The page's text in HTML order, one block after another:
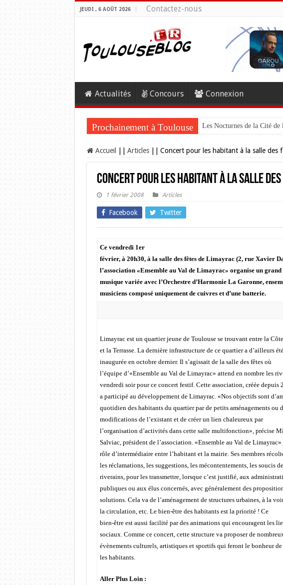
JEUDI , 6 AOÛT 2026 Contactez-nous
Actualités Concours Connexion
Prochainement à Toulouse Les Nocturnes de la Cité de
Accueil Articles Concert pour les habitant à la salle des
Concert pour les habitant à la salle
1 février 2008 Articles
Facebook Twitter
Ce vendredi 1er
février, à 20h30, à la salle des fêtes de Limayrac (2, rue Xavier
l’association «Ensemble au Val de Limayrac» organise un grand
musique variée avec l’Orchestre d’Harmonie La Garonne,
musiciens composé uniquement de cuivres et d’une batterie.
Limayrac est un quartier jeune de Toulouse se trouvant entre la
et la Terrasse. La dernière infrastructure de ce quartier a d’ailleurs
inaugurée en octobre dernier. Il s’agissait de la salle des fêtes où
l’équipe d’«Ensemble au Val de Limayrac» attend en nombre les
vendredi soir pour ce concert festif. Cette association, créée depuis
a participé au développement de Limayrac. «Nos objectifs sont
quotidien des habitants du quartier par de petits aménagements ou
modifications de l’existant et de créer un lien chaleureux par
l’organisation d’activités dans cette salle multifonction», précise
Salviac, président de l’association. «Ensemble au Val de
rôle d’intermédiaire entre l’habitant et la mairie. Ses membres
les réclamations, les suggestions, les mécontentements, les soucis
riverains, pour les transmettre, lorsque c’est justifié, aux
publiques ou aux élus concernés, avec généralement des
solutions. Cela va de l’aménagement de structures urbaines, à la
la circulation, etc. Le bien-être des habitants est la priorité ! Ce
bien-être est aussi facilité par des animations qui encouragent les
sociaux. Comme ce concert, cette structure va proposer de
évènements culturels, artistiques et sportifs qui feront le bonheur
les habitants.
Aller Plus Loin :